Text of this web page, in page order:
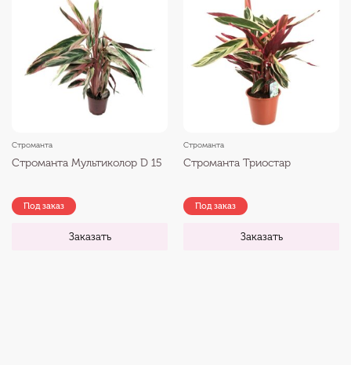
Строманта
Строманта Мультиколор D 15
Под заказ
Заказать
Строманта
Строманта Триостар
Под заказ
Заказать